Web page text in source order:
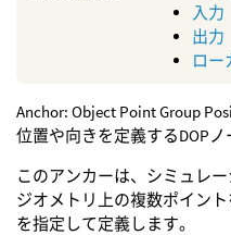
入力
出力
ロー
Anchor: Object Point Group
位置や向きを定義するDOPノ
このアンカーは、シミュレ
ジオメトリ上の複数ポイン
を指定して定義します。